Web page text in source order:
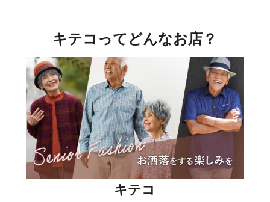
キテコってどんなお店？
キテコ